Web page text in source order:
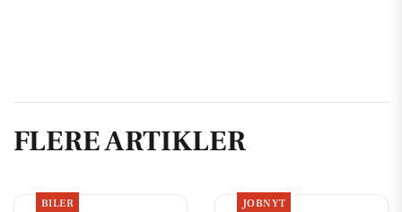
FLERE ARTIKLER
BILER JOBNYT